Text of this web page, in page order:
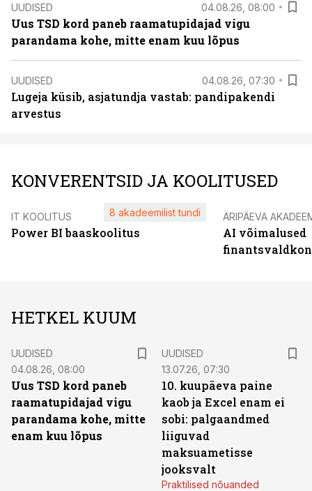
UUDISED 04.08.26, 08:00
Uus TSD kord paneb raamatupidajad vigu
parandama kohe, mitte enam kuu lõpus
UUDISED 04.08.26, 07:30
Lugeja küsib, asjatundja vastab: pandipakendi
arvestus
KONVERENTSID JA KOOLITUSED
IT KOOLITUS
Power BI baaskoolitus
8 akadeemilist tundi ÄRIPÄEVA
AI võimalused
HETKEL KUUM
UUDISED
04.08.26, 08:00
Uus TSD kord paneb
raamatupidajad vigu
parandama kohe, mitte
enam kuu lõpus
UUDISED
13.07.26, 07:30
10. kuupäeva paine
kaob ja Excel enam ei
sobi: palgaandmed
liiguvad
maksuametisse
jooksvalt
Praktilised nõuanded